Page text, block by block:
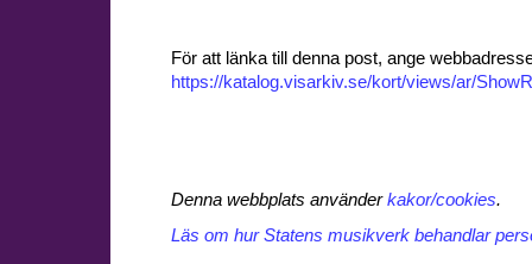
För att länka till denna post, ange
https://katalog.visarkiv.se/kort/views/ar/
Denna webbplats använderkakor/cookies.
Läs om hur Statens musikverk behandlar